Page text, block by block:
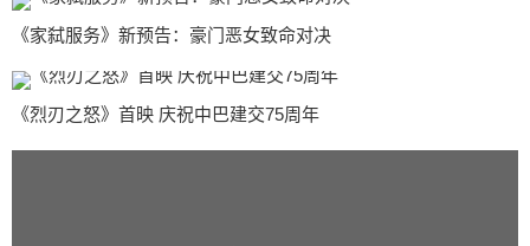
《家弑服务》新预告：豪门恶女致命对决
《烈刃之怒》首映 庆祝中巴建交75周年